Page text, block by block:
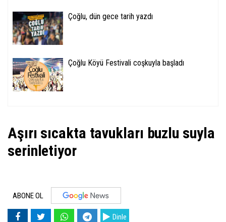
Çoğlu, dün gece tarih yazdı
Çoğlu Köyü Festivali coşkuyla başladı
Aşırı sıcakta tavukları buzlu suyla
serinletiyor
ABONE OL
Dinle